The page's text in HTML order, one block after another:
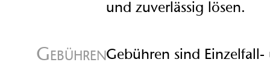
und zuverlässig lösen.
GebührenGebühren sind Einzelfall-